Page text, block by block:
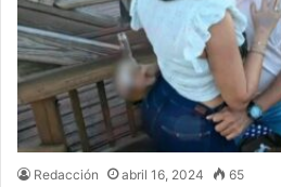
Redacción abril 16, 2024 65